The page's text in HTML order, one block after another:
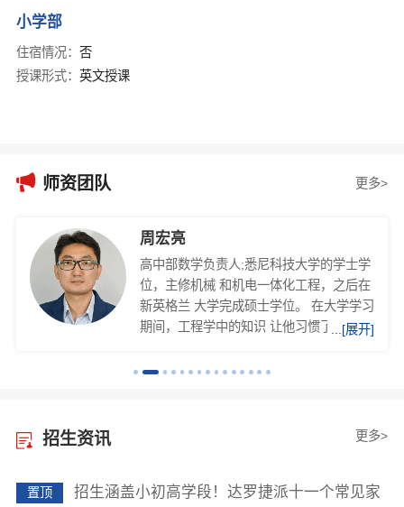
小学部
住宿情况： 否
授课形式： 英文授课
 师资团队 更多>
周宏亮
高中部数学负责人;悉尼科技大学的学士学
位，主修机械 和机电一体化工程，之后在
新英格兰 大学完成硕士学位。 在大学学习
期间，工程学中的知识 让他习惯了解决各
造和设计 的头脑，他的经历使他很快融入
...[展开]
招生资讯 更多>
置顶 招生涵盖小初高学段！达罗捷派十一个常见家